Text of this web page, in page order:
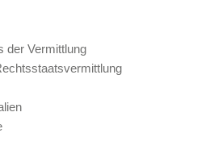
der Vermittlung